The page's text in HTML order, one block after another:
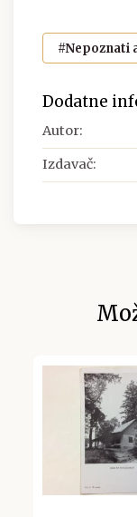
#Nepoznati
Dodatne
Autor:
Izdavač: